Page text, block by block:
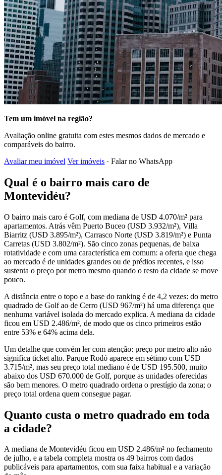
Tem um imóvel na região?
Avaliação online gratuita com estes mesmos dados de mercado e
comparáveis do bairro.
Avaliar meu imóvel Ver imóveis · Falar no WhatsApp
Qual é o bairro mais caro de
Montevidéu?
O bairro mais caro é Golf, com mediana de USD 4.070/m² para
apartamentos. Atrás vêm Puerto Buceo (USD 3.932/m²), Villa
Biarritz (USD 3.895/m²), Carrasco Norte (USD 3.819/m²) e Punta
Carretas (USD 3.802/m²). São cinco zonas pequenas, de baixa
rotatividade e com uma característica em comum: a oferta que chega
ao mercado é de unidades grandes ou de prédios recentes, e isso
sustenta o preço por metro mesmo quando o resto da cidade se move
pouco.
A distância entre o topo e a base do ranking é de 4,2 vezes: do metro
quadrado de Golf ao de Cerro (USD 967/m²) há uma diferença que
nenhuma variável isolada do mercado explica. A mediana da cidade
ficou em USD 2.486/m², de modo que os cinco primeiros estão
entre 53% e 64% acima dela.
Um detalhe que convém ler com atenção: preço por metro alto não
significa ticket alto. Parque Rodó aparece em sétimo com USD
3.715/m², mas seu preço total mediano é de USD 195.500, muito
abaixo dos USD 670.000 de Golf, porque as unidades oferecidas
são bem menores. O metro quadrado ordena o prestígio da zona; o
preço total ordena quem consegue pagar.
Quanto custa o metro quadrado em toda
a cidade?
A mediana de Montevidéu ficou em USD 2.486/m² no fechamento
de julho, e a tabela completa mostra os 49 bairros com dados
publicáveis para apartamentos, com sua faixa habitual e a variação